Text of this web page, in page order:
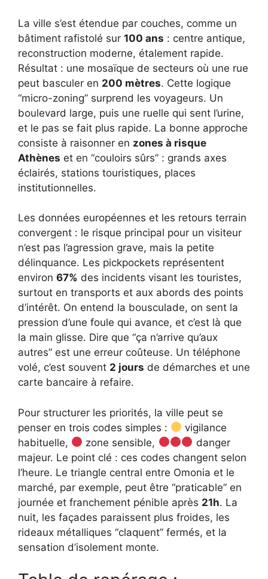
La ville s’est étendue par couches, comme un
bâtiment rafistolé sur 100 ans : centre antique,
reconstruction moderne, étalement rapide.
Résultat : une mosaïque de secteurs où une rue
peut basculer en 200 mètres. Cette logique
“micro-zoning” surprend les voyageurs. Un
boulevard large, puis une ruelle qui sent l’urine,
et le pas se fait plus rapide. La bonne approche
consiste à raisonner en zones à risque
Athènes et en “couloirs sûrs” : grands axes
éclairés, stations touristiques, places
institutionnelles.
Les données européennes et les retours terrain
convergent : le risque principal pour un visiteur
n’est pas l’agression grave, mais la petite
délinquance. Les pickpockets représentent
environ 67% des incidents visant les touristes,
surtout en transports et aux abords des points
d’intérêt. On entend la bousculade, on sent la
pression d’une foule qui avance, et c’est là que
la main glisse. Dire que “ça n’arrive qu’aux
autres” est une erreur coûteuse. Un téléphone
volé, c’est souvent 2 jours de démarches et une
carte bancaire à refaire.
Pour structurer les priorités, la ville peut se
penser en trois codes simples :
vigilance
habituelle,
zone sensible,
danger
majeur. Le point clé : ces codes changent selon
l’heure. Le triangle central entre Omonia et le
marché, par exemple, peut être “praticable” en
journée et franchement pénible après 21h. La
nuit, les façades paraissent plus froides, les
rideaux métalliques “claquent” fermés, et la
sensation d’isolement monte.